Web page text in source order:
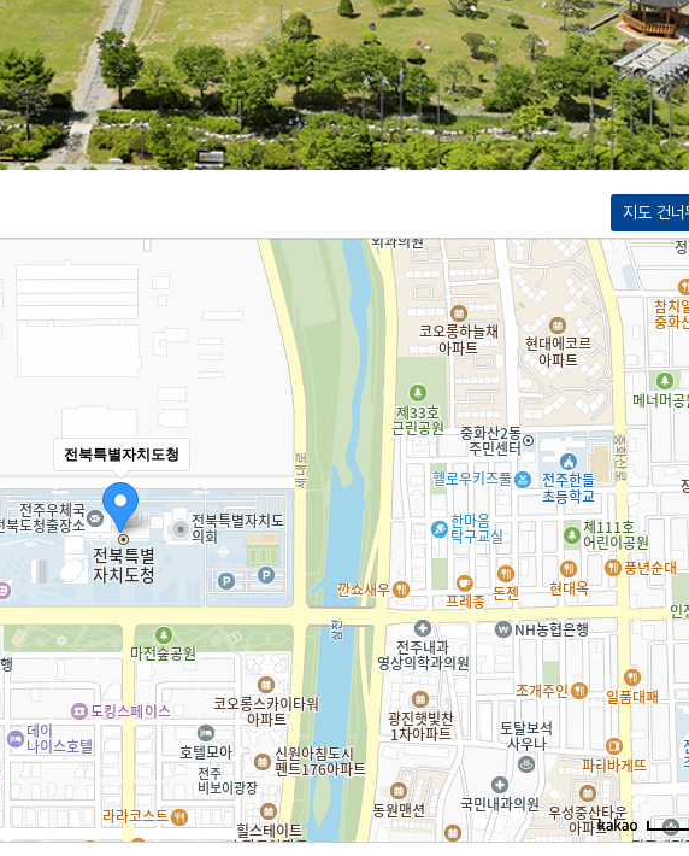
지도 건너
전북특별자치도청